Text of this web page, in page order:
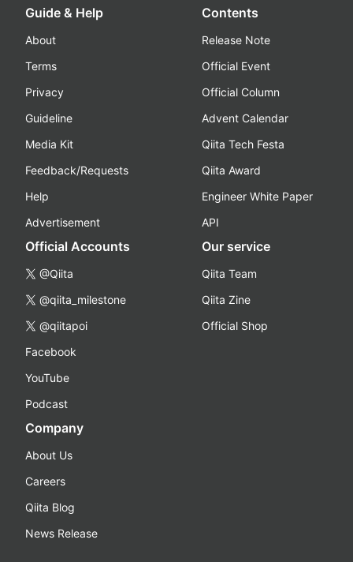
Guide & Help
About
Terms
Privacy
Guideline
Media Kit
Feedback/Requests
Help
Advertisement
Contents
Release Note
Official Event
Official Column
Advent Calendar
Qiita Tech Festa
Qiita Award
Engineer White Paper
API
Official Accounts
@Qiita
@qiita_milestone
@qiitapoi
Facebook
YouTube
Podcast
Our service
Qiita Team
Qiita Zine
Official Shop
Company
About Us
Careers
Qiita Blog
News Release